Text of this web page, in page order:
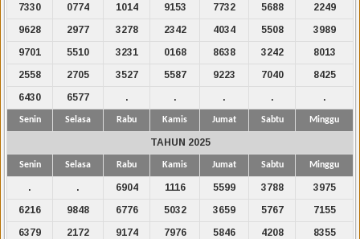
7330
0774 1014 9153 7732 5688
2249
9628
2977 3278 2342 4034 5508
3989
9701
5510 3231 0168 8638 3242
8013
2558
2705 3527 5587 9223 7040
8425
6430
6577 . . . . .
Senin Selasa Rabu Kamis Jumat Sabtu Minggu
TAHUN 2025
Senin Selasa Rabu Kamis Jumat Sabtu Minggu
. . 6904 1116 5599 3788
3975
6216
9848 6776 5032 3659 5767
7155
6379
2172 9174 7976 5846 4208
8355